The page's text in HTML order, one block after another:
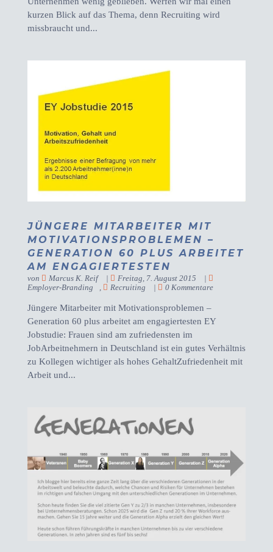
kurzen Blick auf das Thema, denn Recruiting wird
missbraucht und...
JÜNGERE MITARBEITER MIT
MOTIVATIONSPROBLEMEN –
GENERATION 60 PLUS ARBEITET
AM ENGAGIERTESTEN
von Marcus K. Reif | Freitag, 7. August 2015
|
Employer-Branding
Recruiting | 0 Kommentare
Jüngere Mitarbeiter mit Motivationsproblemen –
Generation 60 plus arbeitet am engagiertesten EY
Jobstudie: Frauen sind am zufriedensten im
JobArbeitnehmern in Deutschland ist ein gutes Verhältnis
zu Kollegen wichtiger als hohes GehaltZufriedenheit mit
Arbeit und...